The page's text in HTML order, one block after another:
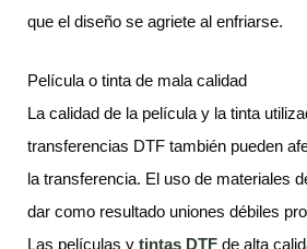
que el diseño se agriete al enfriarse.
Película o tinta de mala calidad
La calidad de la película y la tinta
transferencias DTF también pueden
la transferencia. El uso de materiales
dar como resultado uniones débiles
Las películas y tintas DTF de alta